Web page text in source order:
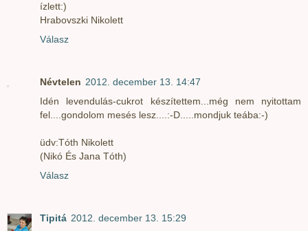
ízlett:)
Hrabovszki Nikolett
Válasz
Névtelen 2012. december 13. 14:47
Idén levendulás-cukrot készítettem...még nem nyitottam
fel....gondolom mesés lesz....:-D.....mondjuk teába:-)
üdv:Tóth Nikolett
(Nikó És Jana Tóth)
Válasz
Tipitá 2012. december 13. 15:29